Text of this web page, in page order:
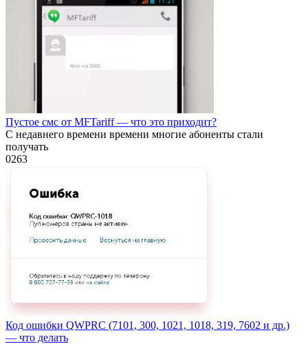
Пустое смс от MFTariff — что это приходит?
С недавнего времени времени многие абоненты стали
получать
0263
Код ошибки QWPRC (7101, 300, 1021, 1018, 319, 7602 и др.)
— что делать